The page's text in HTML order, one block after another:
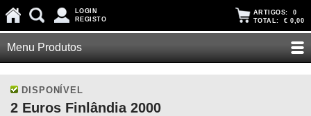
LOGIN
REGISTO
ARTIGOS: 0
TOTAL: € 0,00
Menu Produtos
DISPONÍVEL
2 Euros Finlândia 2000